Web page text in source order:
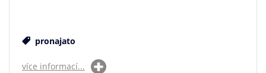
pronajato
více informací...